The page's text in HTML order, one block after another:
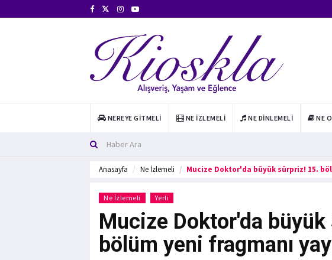
NEREYE GITMELI NE İZLEMELI NE DINLEMELI NE
Anasayfa Ne İzlemeli Mucize Doktor'da büyük sürpriz! 15.
Ne İzlemeli Yerli
Mucize Doktor'da
bölüm yeni fragmanı